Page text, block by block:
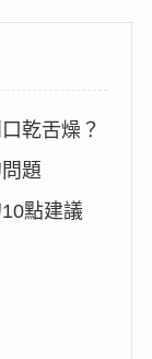
乾舌燥？
題
點建議